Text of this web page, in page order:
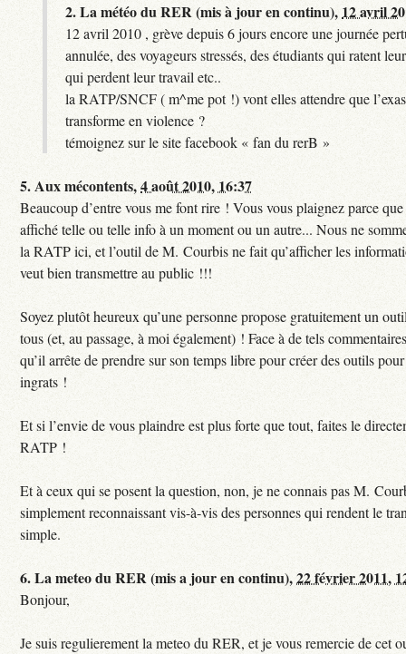
2.La météo du RER (mis à jour en continu), 12 avril
12 avril 2010 , grève depuis 6 jours encore une journée
annulée, des voyageurs stressés, des étudiants qui ratent
qui perdent leur travail etc..
la RATP/SNCF ( m^me pot !) vont elles attendre que
transforme en violence ?
témoignez sur le site facebook « fan du rerB »
5.Aux mécontents,4 août 2010, 16:37
Beaucoup d’entre vous me font rire ! Vous vous plaignez parce que
affiché telle ou telle info à un moment ou un autre... Nous ne
la RATP ici, et l’outil de M. Courbis ne fait qu’afficher les
veut bien transmettre au public !!!
Soyez plutôt heureux qu’une personne propose gratuitement un
tous (et, au passage, à moi également) ! Face à de tels
qu’il arrête de prendre sur son temps libre pour créer des outils
ingrats !
Et si l’envie de vous plaindre est plus forte que tout, faites le
RATP !
Et à ceux qui se posent la question, non, je ne connais pas M.
simplement reconnaissant vis-à-vis des personnes qui rendent le
simple.
6.La meteo du RER (mis a jour en continu),22 février 2011,
Bonjour,
Je suis regulierement la meteo du RER, et je vous remercie de cet